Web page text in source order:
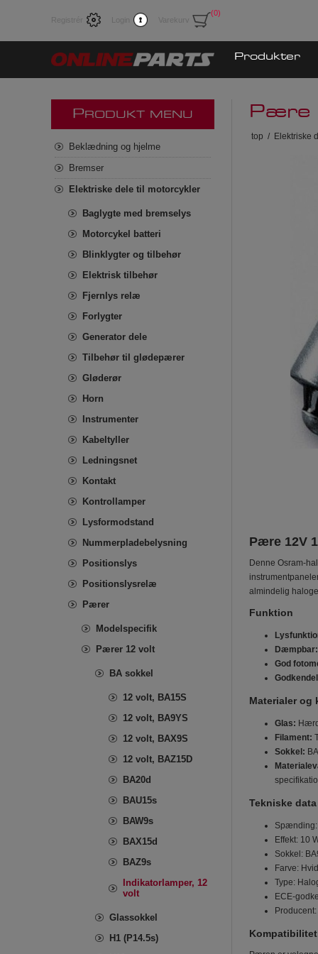
Registrér Login Varekurv
(0)
Produkter
Pære
top / Elektriske
Pære 12V
Denne Osram-
almindelig
Funktion
Dæmpbar:
God
Materialer og
Glas:
Filament:
Sokkel:
Tekniske
Spænding:
Effekt: 10
Sokkel:
Farve: Hvid
Type:
ECE-
P RODUKT MENU
Beklædning og hjelme
Bremser
Elektriske dele til motorcykler
Baglygte med bremselys
Motorcykel batteri
Blinklygter og tilbehør
Elektrisk tilbehør
Fjernlys relæ
Forlygter
Generator dele
Tilbehør til glødepærer
Gløderør
Horn
Instrumenter
Kabeltyller
Ledningsnet
Kontakt
Kontrollamper
Lysformodstand
Nummerpladebelysning
Positionslys
Positionslysrelæ
Pærer
Modelspecifik
Pærer 12 volt
BA sokkel
12 volt, BA15S
12 volt, BA9YS
12 volt, BAX9S
12 volt, BAZ15D
BA20d
BAU15s
BAW9s
BAX15d
BAZ9s
Indikatorlamper, 12
volt
Glassokkel
H1 (P14.5s)